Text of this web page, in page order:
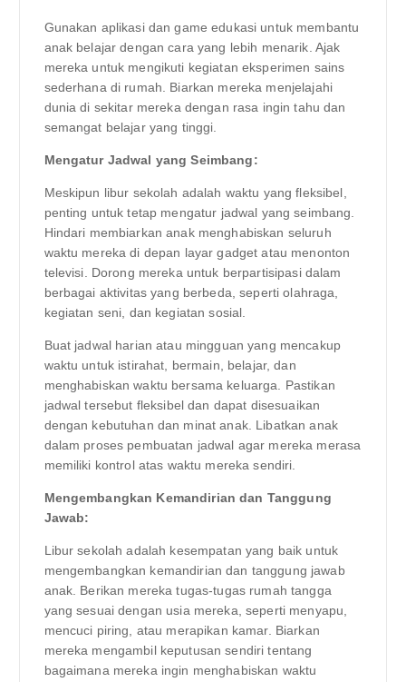
Gunakan aplikasi dan game edukasi untuk membantu
anak belajar dengan cara yang lebih menarik. Ajak
mereka untuk mengikuti kegiatan eksperimen sains
sederhana di rumah. Biarkan mereka menjelajahi
dunia di sekitar mereka dengan rasa ingin tahu dan
semangat belajar yang tinggi.
Mengatur Jadwal yang Seimbang:
Meskipun libur sekolah adalah waktu yang fleksibel,
penting untuk tetap mengatur jadwal yang seimbang.
Hindari membiarkan anak menghabiskan seluruh
waktu mereka di depan layar gadget atau menonton
televisi. Dorong mereka untuk berpartisipasi dalam
berbagai aktivitas yang berbeda, seperti olahraga,
kegiatan seni, dan kegiatan sosial.
Buat jadwal harian atau mingguan yang mencakup
waktu untuk istirahat, bermain, belajar, dan
menghabiskan waktu bersama keluarga. Pastikan
jadwal tersebut fleksibel dan dapat disesuaikan
dengan kebutuhan dan minat anak. Libatkan anak
dalam proses pembuatan jadwal agar mereka merasa
memiliki kontrol atas waktu mereka sendiri.
Mengembangkan Kemandirian dan Tanggung
Jawab:
Libur sekolah adalah kesempatan yang baik untuk
mengembangkan kemandirian dan tanggung jawab
anak. Berikan mereka tugas-tugas rumah tangga
yang sesuai dengan usia mereka, seperti menyapu,
mencuci piring, atau merapikan kamar. Biarkan
mereka mengambil keputusan sendiri tentang
bagaimana mereka ingin menghabiskan waktu